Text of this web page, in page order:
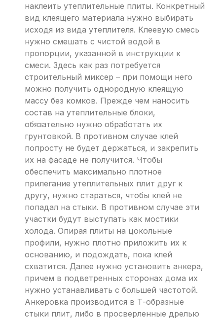
наклеить утеплительные плиты. Конкретный
вид клеящего материала нужно выбирать
исходя из вида утеплителя. Клеевую смесь
нужно смешать с чистой водой в
пропорции, указанной в инструкции к
смеси. Здесь как раз потребуется
строительный миксер – при помощи него
можно получить однородную клеящую
массу без комков. Прежде чем наносить
состав на утеплительные блоки,
обязательно нужно обработать их
грунтовкой. В противном случае клей
попросту не будет держаться, и закрепить
их на фасаде не получится. Чтобы
обеспечить максимально плотное
прилегание утеплительных плит друг к
другу, нужно стараться, чтобы клей не
попадал на стыки. В противном случае эти
участки будут выступать как мостики
холода. Опирая плиты на цокольные
профили, нужно плотно приложить их к
основанию, и подождать, пока клей
схватится. Далее нужно установить анкера,
причем в подветренных сторонах дома их
нужно устанавливать с большей частотой.
Анкеровка производится в Т-образные
стыки плит, либо в просверленные дрелью